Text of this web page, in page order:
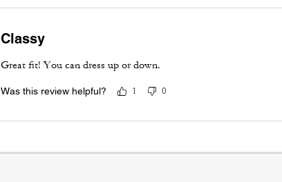
Classy
Great fit! You can dress up or down.
Was this review helpful? 1 0